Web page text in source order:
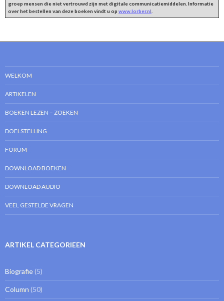
groep mensen die niet vertrouwd zijn met digitale communicatiemiddelen. Informatie
over het bestellen van deze boeken vindt u op www.lorber.nl
WELKOM
ARTIKELEN
BOEKEN LEZEN – ZOEKEN
DOELSTELLING
FORUM
DOWNLOAD BOEKEN
DOWNLOAD AUDIO
VEEL GESTELDE VRAGEN
ARTIKEL CATEGORIEEN
Biografie (5)
Column (50)